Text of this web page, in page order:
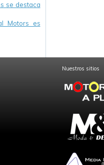
se destaca
Motors es
Nuestros sitios